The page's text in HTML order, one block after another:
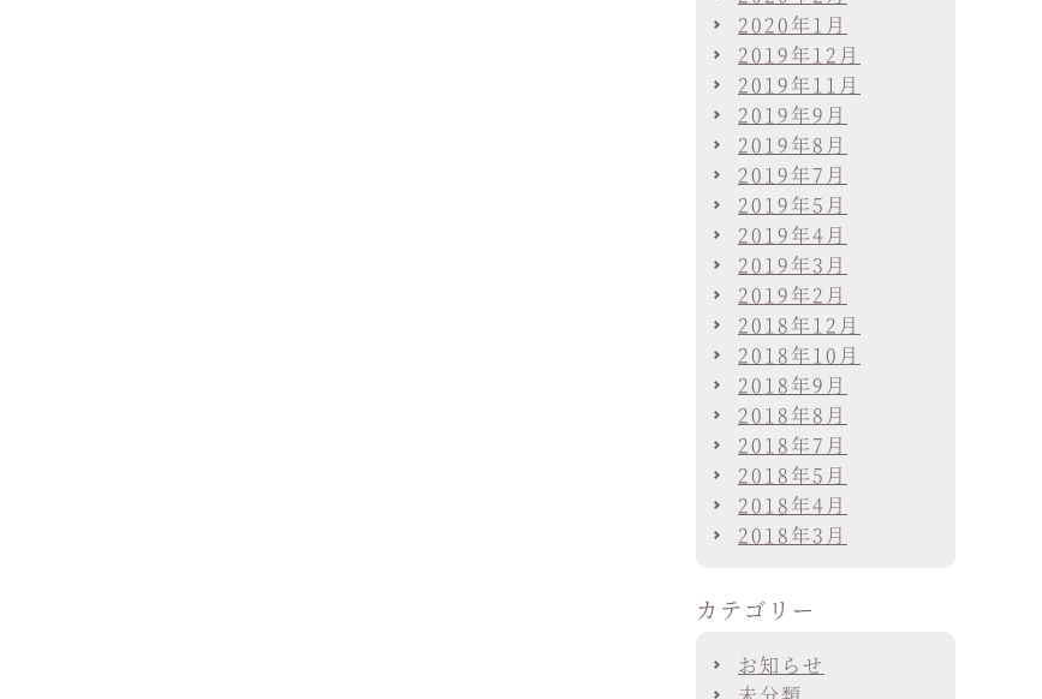
2020年1月
2019年12月
2019年11月
2019年9月
2019年8月
2019年7月
2019年5月
2019年4月
2019年3月
2019年2月
2018年12月
2018年10月
2018年9月
2018年8月
2018年7月
2018年5月
2018年4月
2018年3月
カテゴリー
お知らせ